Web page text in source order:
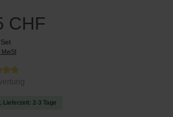
CHF
MwSt
Lieferzeit: 2-3 Tage